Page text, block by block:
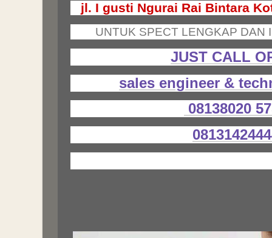
jl. I gusti Ngurai Rai Bintara
UNTUK SPECT LENGKAP DAN
JUST CALL
sales engineer &
08138020